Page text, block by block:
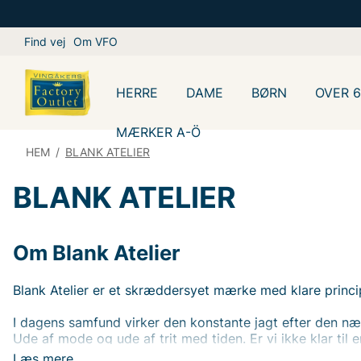
Find vej Om VFO
HERRE DAME BØRN OVER
MÆRKER A-Ö
HEM / BLANK ATELIER
BLANK ATELIER
Om Blank Atelier
Blank Atelier er et skræddersyet mærke med klare
I dagens samfund virker den konstante jagt efter den
Ude af mode og ude af trit med tiden. Er vi ikke klar til
dyder som sofistikering, bæredygtighed og uforlignelig